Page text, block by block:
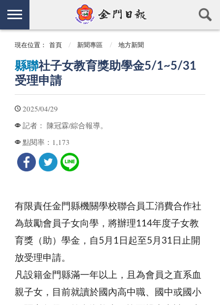
現在位置： 首頁 新聞專區 地方新聞
縣聯社子女教育獎助學金5/1~5/31
受理申請
2025/04/29
記者： 陳冠霖/綜合報導。
點閱率： 1,173
有限責任金門縣機關學校聯合員工消費合作社
為鼓勵會員子女向學，將辦理114年度子女教
育獎（助）學金，自5月1日起至5月31日止開
放受理申請。
凡設籍金門縣滿一年以上，且為會員之直系血
親子女，目前就讀於國內高中職、國中或國小